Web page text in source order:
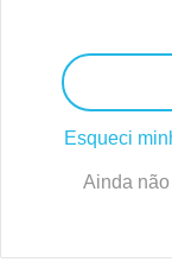
Esqueci
Ainda